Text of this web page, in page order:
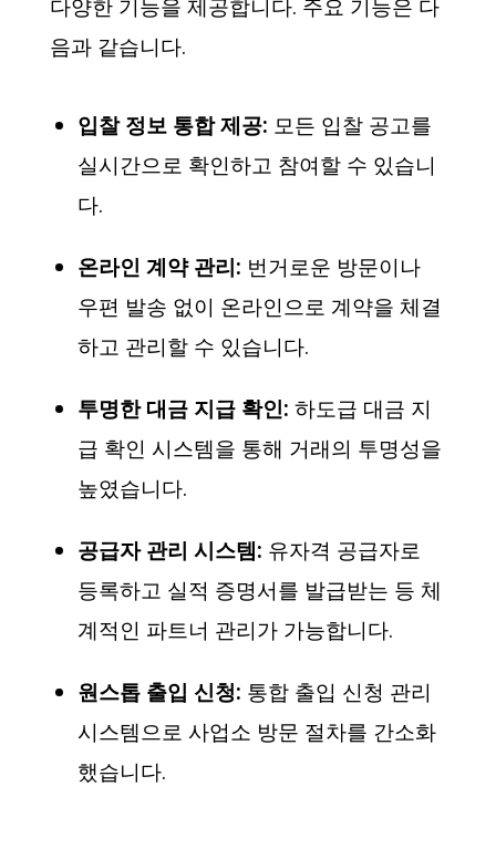
다양한 기능을 제공합니다. 주요 기능은 다
음과 같습니다.
입찰 정보 통합 제공: 모든 입찰 공고를
실시간으로 확인하고 참여할 수 있습니
다.
온라인 계약 관리: 번거로운 방문이나
우편 발송 없이 온라인으로 계약을 체결
하고 관리할 수 있습니다.
투명한 대금 지급 확인: 하도급 대금 지
급 확인 시스템을 통해 거래의 투명성을
높였습니다.
공급자 관리 시스템: 유자격 공급자로
등록하고 실적 증명서를 발급받는 등 체
계적인 파트너 관리가 가능합니다.
원스톱 출입 신청: 통합 출입 신청 관리
시스템으로 사업소 방문 절차를 간소화
했습니다.